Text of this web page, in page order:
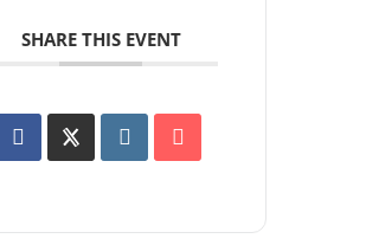
SHARE THIS EVENT